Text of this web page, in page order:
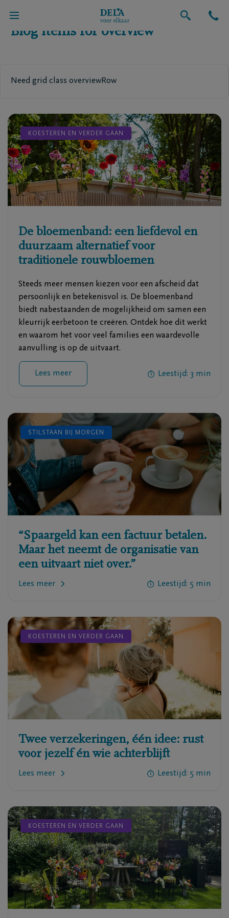
Blog items for overview
Need grid class overviewRow
KOESTEREN EN VERDER GAAN
De bloemenband: een liefdevol en
duurzaam alternatief voor
traditionele rouwbloemen
Steeds meer mensen kiezen voor een afscheid dat
persoonlijk en betekenisvol is. De bloemenband
biedt nabestaanden de mogelijkheid om samen een
kleurrijk eerbetoon te creëren. Ontdek hoe dit werkt
en waarom het voor veel families een waardevolle
aanvulling is op de uitvaart.
Lees meer Leestijd: 3 min
STILSTAAN BIJ MORGEN
“Spaargeld kan een factuur betalen.
Maar het neemt de organisatie van
een uitvaart niet over.”
Lees meer Leestijd: 5 min
KOESTEREN EN VERDER GAAN
Twee verzekeringen, één idee: rust
voor jezelf én wie achterblijft
Lees meer Leestijd: 5 min
KOESTEREN EN VERDER GAAN